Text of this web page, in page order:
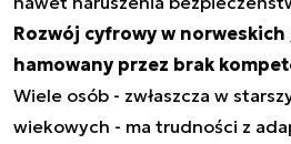
Rozwój cyfrowy w
hamowany przez brak
Wiele osób - zwłaszcza w
wiekowych - ma trudności z